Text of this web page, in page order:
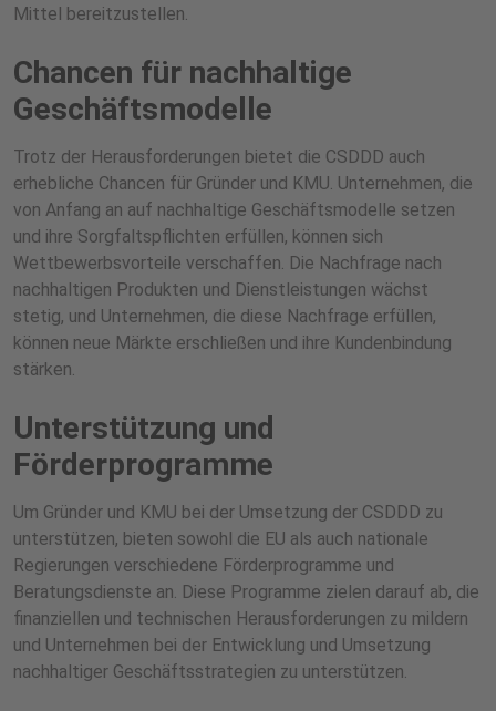
Mittel bereitzustellen.
Chancen für nachhaltige
Geschäftsmodelle
Trotz der Herausforderungen bietet die CSDDD auch
erhebliche Chancen für Gründer und KMU. Unternehmen, die
von Anfang an auf nachhaltige Geschäftsmodelle setzen
und ihre Sorgfaltspflichten erfüllen, können sich
Wettbewerbsvorteile verschaffen. Die Nachfrage nach
nachhaltigen Produkten und Dienstleistungen wächst
stetig, und Unternehmen, die diese Nachfrage erfüllen,
können neue Märkte erschließen und ihre Kundenbindung
stärken.
Unterstützung und
Förderprogramme
Um Gründer und KMU bei der Umsetzung der CSDDD zu
unterstützen, bieten sowohl die EU als auch nationale
Regierungen verschiedene Förderprogramme und
Beratungsdienste an. Diese Programme zielen darauf ab, die
finanziellen und technischen Herausforderungen zu mildern
und Unternehmen bei der Entwicklung und Umsetzung
nachhaltiger Geschäftsstrategien zu unterstützen.